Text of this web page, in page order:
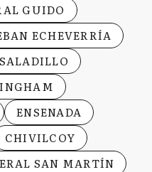
GUIDO
ECHEVERRÍA
SALADILLO
ENSENADA
CHIVILCOY
SAN MARTÍN